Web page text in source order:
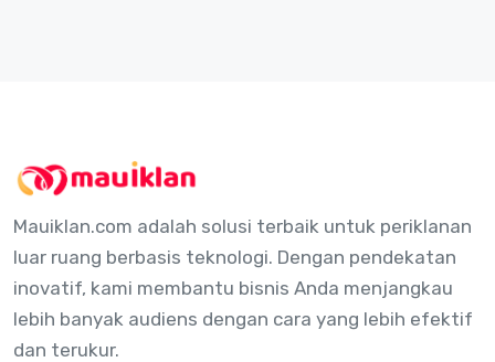
Mauiklan.com adalah solusi terbaik untuk periklanan
luar ruang berbasis teknologi. Dengan pendekatan
inovatif, kami membantu bisnis Anda menjangkau
lebih banyak audiens dengan cara yang lebih efektif
dan terukur.